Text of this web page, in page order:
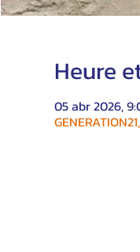
Heure
05 abr 2026,